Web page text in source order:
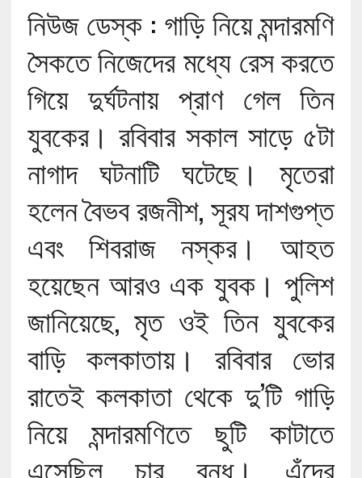
নিউজ ডেস্ক : গাড়ি নিয়ে মন্দারমণি
সৈকতে নিজেদের মধ্যে রেস করতে
গিয়ে দুর্ঘটনায় প্রাণ গেল তিন
যুবকের। রবিবার সকাল সাড়ে ৫টা
নাগাদ ঘটনাটি ঘটেছে। মৃতেরা
হলেন বৈভব রজনীশ, সূরয দাশগুপ্ত
এবং শিবরাজ নস্কর। আহত
হয়েছেন আরও এক যুবক। পুলিশ
জানিয়েছে, মৃত ওই তিন যুবকের
বাড়ি কলকাতায়। রবিবার ভোর
রাতেই কলকাতা থেকে দু’টি গাড়ি
নিয়ে মন্দারমণিতে ছুটি কাটাতে
এসেছিল চার বন্ধু। এঁদের